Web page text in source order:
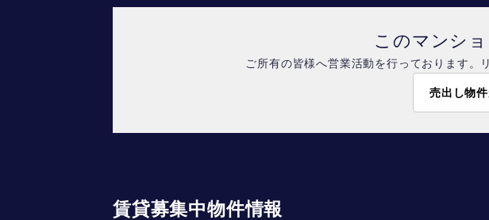
このマンシ
ご所有の皆様へ営業活動を行っております。
売出し物
賃貸募集中物件情報